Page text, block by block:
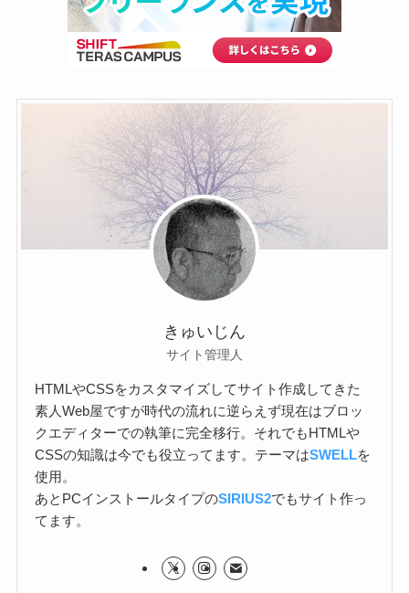
きゅいじん
サイト管理人
HTMLやCSSをカスタマイズしてサイト作成してきた
素人Web屋ですが時代の流れに逆らえず現在はブロッ
クエディターでの執筆に完全移行。それでもHTMLや
CSSの知識は今でも役立ってます。テーマはSWELLを
使用。
あとPCインストールタイプのSIRIUS2でもサイト作っ
てます。